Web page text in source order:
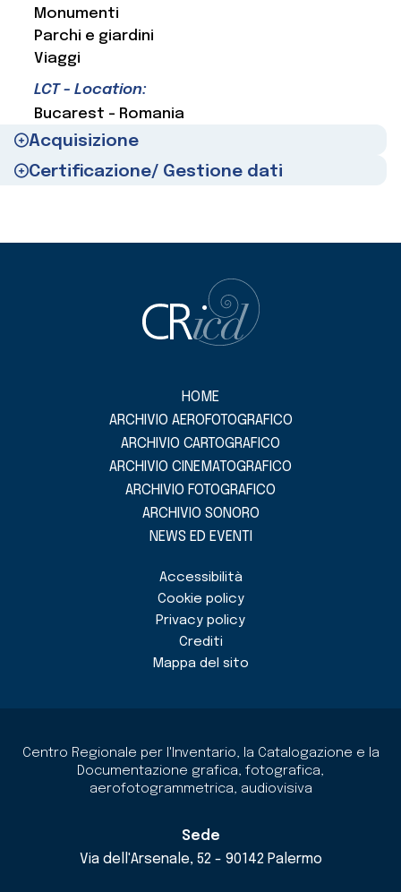
Monumenti
Parchi e giardini
Viaggi
LCT - Location:
Bucarest - Romania
Acquisizione
Certificazione/ Gestione dati
HOME
ARCHIVIO AEROFOTOGRAFICO
ARCHIVIO CARTOGRAFICO
ARCHIVIO CINEMATOGRAFICO
ARCHIVIO FOTOGRAFICO
ARCHIVIO SONORO
NEWS ED EVENTI
Accessibilità
Cookie policy
Privacy policy
Crediti
Mappa del sito
Centro Regionale per l'Inventario, la Catalogazione e la
Documentazione grafica, fotografica,
aerofotogrammetrica, audiovisiva
Sede
Via dell'Arsenale, 52 - 90142 Palermo